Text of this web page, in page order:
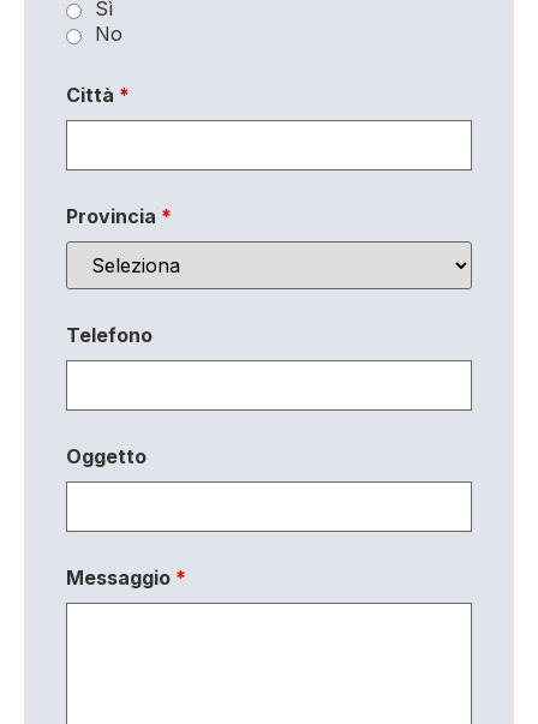
Sì
No
Città *
Provincia *
Telefono
Oggetto
Messaggio *